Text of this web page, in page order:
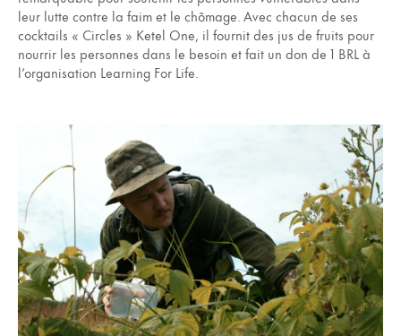
leur lutte contre la faim et le chômage. Avec chacun de ses
cocktails « Circles » Ketel One, il fournit des jus de fruits pour
nourrir les personnes dans le besoin et fait un don de 1 BRL à
l’organisation Learning For Life.